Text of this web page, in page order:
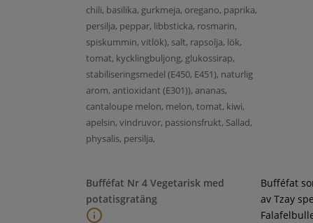
chili, basilika, gurkmeja, oregano, paprika,
persilja, peppar, libbsticka, rosmarin,
spiskummin, vitlök), salt, rapsolja, lök,
tomat, kycklingbuljong, glukossirap,
stabiliseringsmedel (E450, E451), naturlig
arom, antioxidant (E301)), ananas,
cantaloupe melon, melon, tomat, kiwi,
apelsin, vindruvor, passionsfrukt, Sallad,
physalis, persilja,
Bufféfat Nr 4 Vegetarisk med
potatisgratäng
Bufféfat
av Tzay